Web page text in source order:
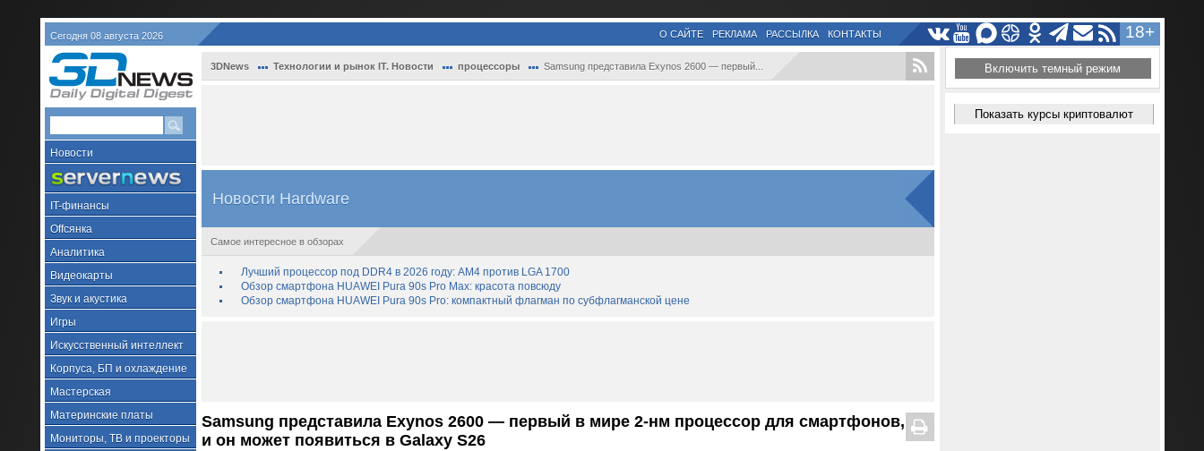
Сегодня 08 августа 2026 18+
О САЙТЕ РЕКЛАМА РАССЫЛКА КОНТАКТЫ
Новости
IT-финансы
Offсянка
Аналитика
Видеокарты
Звук и акустика
Игры
Искусственный интеллект
Корпуса, БП и охлаждение
Мастерская
Материнские платы
Мониторы, ТВ и проекторы
3DNews Технологии и рынок IT. Новости процессоры Samsung представила Exynos 2600 — первый...
Новости Hardware
Самое интересное в обзорах
Лучший процессор под DDR4 в 2026 году: AM4 против LGA 1700
Обзор смартфона HUAWEI Pura 90s Pro Max: красота повсюду
Обзор смартфона HUAWEI Pura 90s Pro: компактный флагман по субфлагманской цене
Samsung представила Exynos 2600 — первый в мире 2-нм процессор для смартфонов,
и он может появиться в Galaxy S26
Включить темный режим
Показать курсы криптовалют